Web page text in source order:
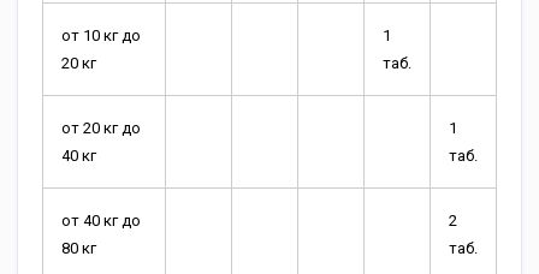
от 10 кг до
20 кг
1
таб.
от 20 кг до
40 кг
1
таб.
от 40 кг до
80 кг
2
таб.